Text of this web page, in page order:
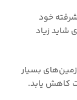
خود
شاید زیاد
بسیار
کاهش یابد.